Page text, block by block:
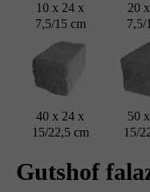
10 x 24 x
7,5/15 cm
20
7,5/
40 x 24 x
15/22,5 cm
50
15/
Gutshof